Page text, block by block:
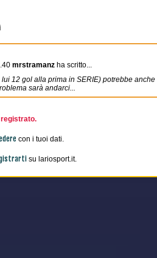
mrstramanz ha scritto...
lui 12 gol alla prima in SERIE) potrebbe
sarà andarci...
con i tuoi dati.
su lariosport.it.